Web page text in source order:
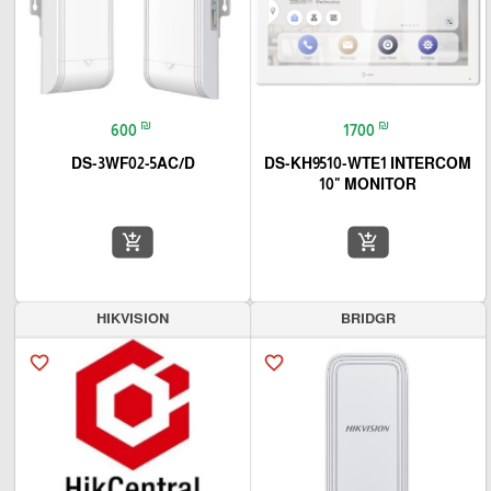
1700 ₪
DS-KH9510-WTE1 INTERCOM
10" MONITOR
add_shopping_cart
600 ₪
DS-3WF02-5AC/D
add_shopping_cart
BRIDGR
favorite_border
HIKVISION
favorite_border